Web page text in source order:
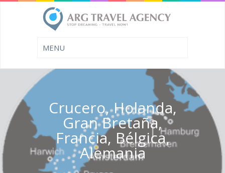
Crucero, Holanda,
Gran Bretaña,
Francia, Bélgica,
Alemania